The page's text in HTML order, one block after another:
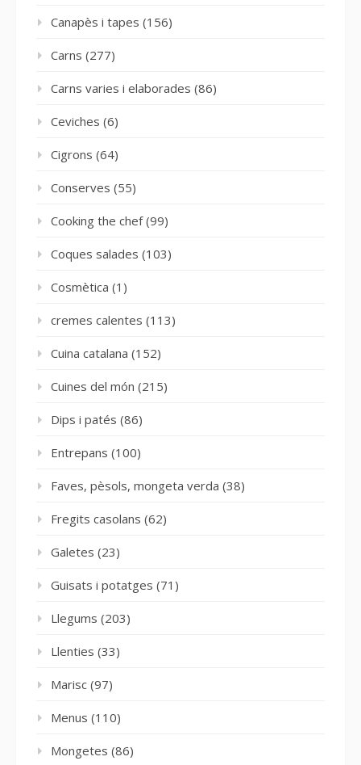
Canapès i tapes (156)
Carns (277)
Carns varies i elaborades (86)
Ceviches (6)
Cigrons (64)
Conserves (55)
Cooking the chef(99)
Coques salades (103)
Cosmètica (1)
cremes calentes (113)
Cuina catalana (152)
Cuines del món (215)
Dips i patés (86)
Entrepans (100)
Faves, pèsols, mongeta verda (38)
Fregits casolans (62)
Galetes (23)
Guisats i potatges (71)
Llegums (203)
Llenties (33)
Marisc (97)
Menus (110)
Mongetes (86)